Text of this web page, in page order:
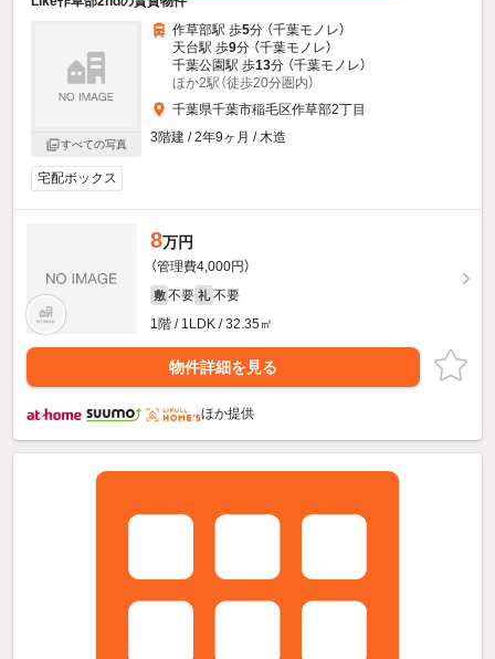
すべての写真
作草部駅 歩5分 （千葉モノレ）
天台駅 歩9分 （千葉モノレ）
千葉公園駅 歩13分 （千葉モノレ）
ほか2駅（徒歩20分圏内）
千葉県千葉市稲毛区作草部2丁目
3階建 / 2年9ヶ月 / 木造
宅配ボックス
8万円
（管理費4,000円）
敷 不要 礼 不要
1階 / 1LDK / 32.35㎡
物件詳細を見る
ほか提供